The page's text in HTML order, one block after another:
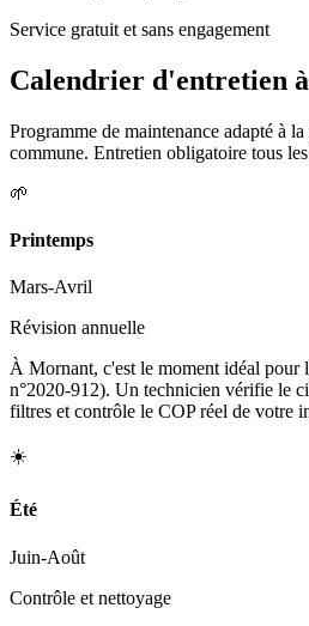
Service gratuit et sans engagement
Calendrier d'entretien à
Programme de maintenance adapté à
commune. Entretien obligatoire tous
🌱
Printemps
Mars-Avril
Révision annuelle
À Mornant, c'est le moment idéal pour
n°2020-912). Un technicien vérifie le
filtres et contrôle le COP réel de votre
☀️
Été
Juin-Août
Contrôle et nettoyage